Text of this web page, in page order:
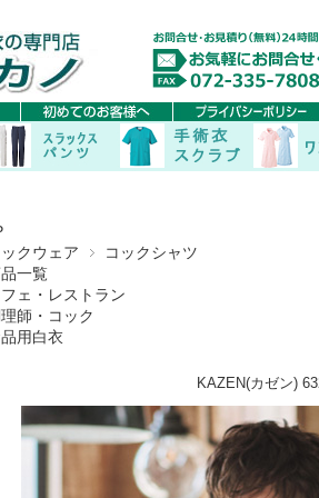
クウェア
コックシャツ
一覧
ェ・レストラン
師・コック
用白衣
KAZEN(カゼン)